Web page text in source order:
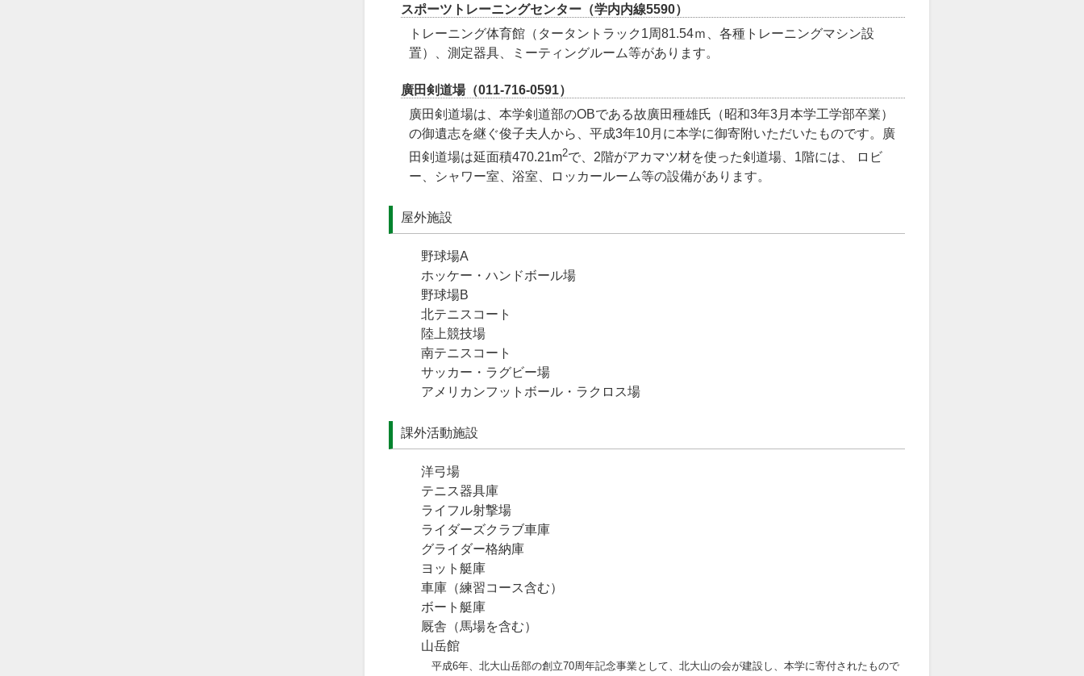
スポーツトレーニングセンター（学内内線5590）
トレーニング体育館（タータントラック1周81.54ｍ、各種トレーニングマシン設
置）、測定器具、ミーティングルーム等があります。
廣田剣道場（011-716-0591）
廣田剣道場は、本学剣道部のOBである故廣田種雄氏（昭和3年3月本学工学部卒業）
の御遺志を継ぐ俊子夫人から、平成3年10月に本学に御寄附いただいたものです。廣
田剣道場は延面積470.21m2で、2階がアカマツ材を使った剣道場、1階には、 ロビ
ー、シャワー室、浴室、ロッカールーム等の設備があります。
屋外施設
野球場A
ホッケー・ハンドボール場
野球場B
北テニスコート
陸上競技場
南テニスコート
サッカー・ラグビー場
アメリカンフットボール・ラクロス場
課外活動施設
洋弓場
テニス器具庫
ライフル射撃場
ライダーズクラブ車庫
グライダー格納庫
ヨット艇庫
車庫（練習コース含む）
ボート艇庫
厩舎（馬場を含む）
山岳館
平成6年、北大山岳部の創立70周年記念事業として、北大山の会が建設し、本学に寄付されたもので